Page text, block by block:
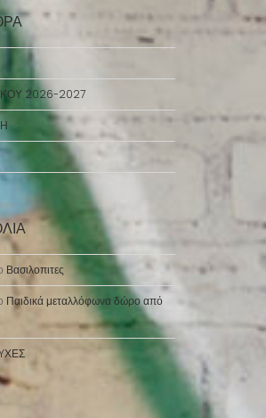
2026-2027
Βασιλοπιτες
Παιδικά μεταλλόφωνα δώρο από